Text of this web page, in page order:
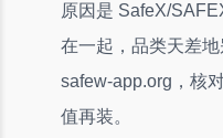
原因是 SafeX/
在一起，品类天差
safew-app.org，核
值再装。